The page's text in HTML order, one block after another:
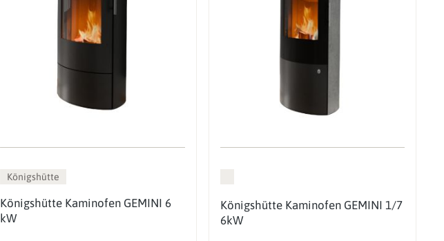
Königshütte
Königshütte Kaminofen GEMINI 6
kW
Königshütte Kaminofen GEMINI 1/7
6kW